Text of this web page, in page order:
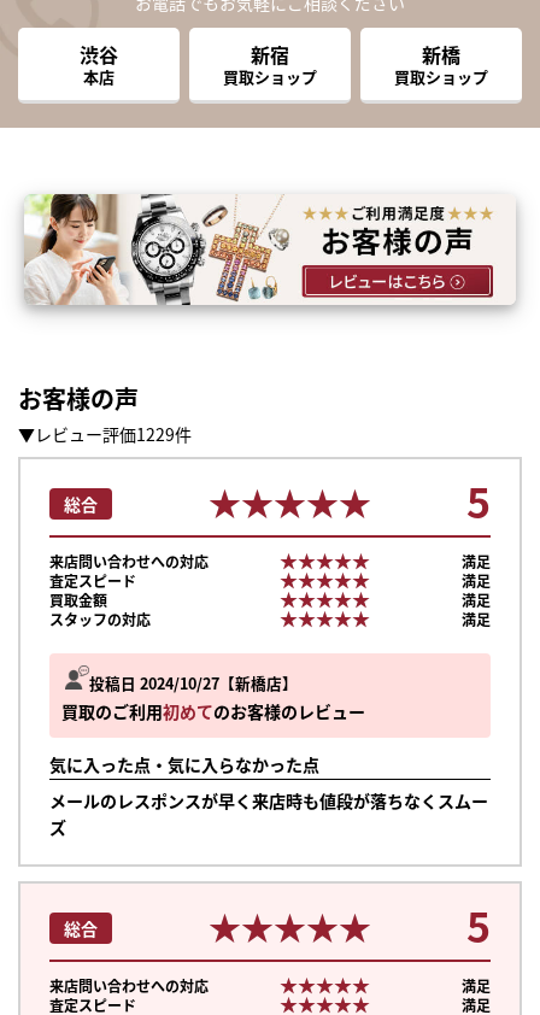
渋谷
本店
新宿
買取ショップ
新橋
買取ショップ
お客様の声
▼レビュー評価1229件
投稿日 2024/10/27 新橋店
買取のご利用初めてのお客様のレビュー
気に入った点・気に入らなかった点
メールのレスポンスが早く来店時も値段が落ちなくスムー
ズ
総合 ★★★★★
★★★★★ 5
来店問い合わせへの対応 ★★★★★
★★★★★
満足
査定スピード
★★★★★
★★★★★
満足
買取金額
★★★★★
★★★★★
満足
スタッフの対応
★★★★★
★★★★★ 満足
総合 ★★★★★
★★★★★ 5
来店問い合わせへの対応 ★★★★★
★★★★★
満足
査定スピード
★★★★★
★★★★★
満足